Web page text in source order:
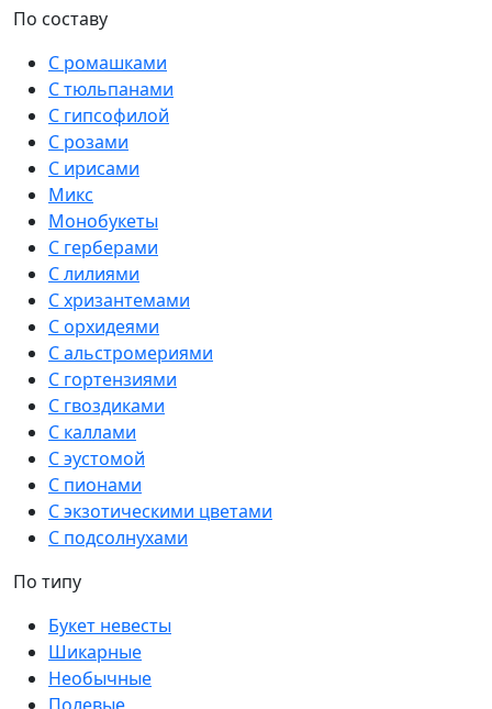
По составу
С ромашками
С тюльпанами
С гипсофилой
С розами
С ирисами
Микс
Монобукеты
С герберами
С лилиями
С хризантемами
С орхидеями
С альстромериями
С гортензиями
С гвоздиками
С каллами
С эустомой
С пионами
С экзотическими цветами
С подсолнухами
По типу
Букет невесты
Шикарные
Необычные